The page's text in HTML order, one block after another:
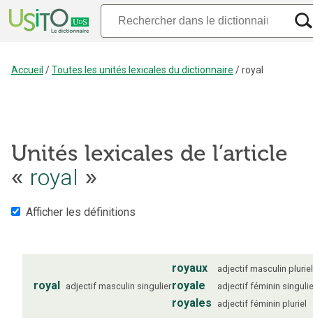
Accueil /Toutes les unités lexicales du dictionnaire /royal
Unités lexicales de l’article
« royal »
Afficher les définitions
royal adjectif masculin singulier
royaux adjectif masculin pluriel
royale adjectif féminin
royales adjectif féminin pluriel